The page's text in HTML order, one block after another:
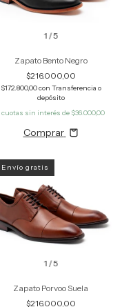
1 /5
Zapato Bento Negro
$216.000,00
$172.800,00con Transferencia o
depósito
cuotas sin interés de $36.000,00
Comprar
1 /5
Envío gratis
Zapato Porvoo Suela
$216.000,00